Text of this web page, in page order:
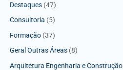
Destaques (47)
Consultoria (5)
Formação (37)
Geral Outras Áreas (8)
Arquitetura Engenharia e Construção